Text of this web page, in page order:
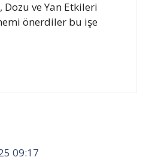
Dozu ve Yan Etkileri
önerdiler bu işe
09:17